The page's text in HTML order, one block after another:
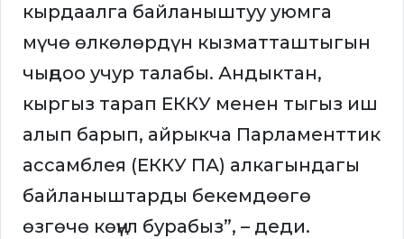
кырдаалга байланыштуу уюмга
мүчө өлкөлөрдүн кызматташтыгын
чыңдоо учур талабы. Андыктан,
кыргыз тарап ЕККУ менен тыгыз иш
алып барып, айрыкча Парламенттик
ассамблея (ЕККУ ПА) алкагындагы
байланыштарды бекемдөөгө
өзгөчө көңүл бурабыз”, – деди.